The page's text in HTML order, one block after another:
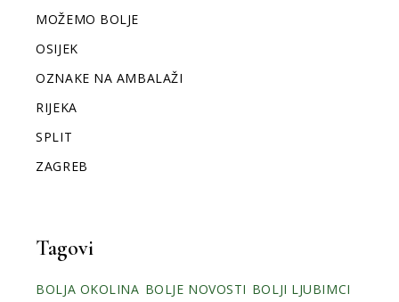
MOŽEMO BOLJE
OSIJEK
OZNAKE NA AMBALAŽI
RIJEKA
SPLIT
ZAGREB
Tagovi
BOLJA OKOLINA BOLJE NOVOSTI BOLJI LJUBIMCI